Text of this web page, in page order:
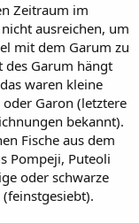
Zeitraum im
ausreichen, um
mit dem Garum zu
des Garum hängt
waren kleine
Garon (letztere
bekannt).
Fische aus dem
Pompeji, Puteoli
oder schwarze